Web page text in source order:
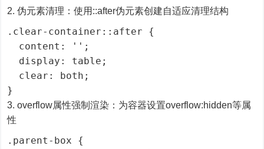
伪元素清理：使用::after伪元素创建自适应清理结构
.clear-container::after {
  content: '';
  display: table;
  clear: both;
}
overflow属性强制渲染：为容器设置overflow:hidden等属
性
.parent-box {